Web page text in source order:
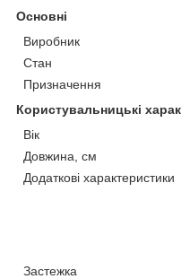
Основні
Виробник
Стан
Призначення
Користувальницькі
Вік
Довжина, см
Додаткові характеристики
Застежка